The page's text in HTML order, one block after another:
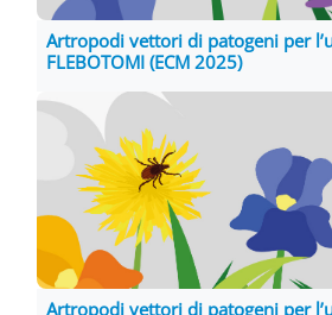
Artropodi vettori di patogeni per
FLEBOTOMI (ECM 2025)
Artropodi vettori di patogeni per